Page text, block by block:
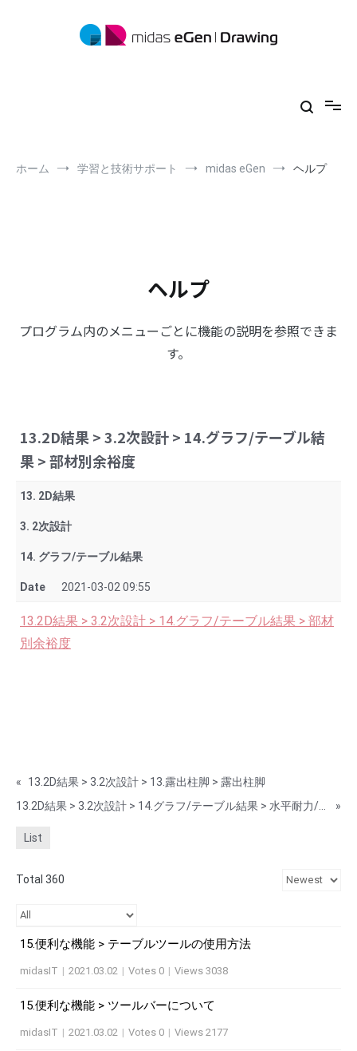
ホーム 学習と技術サポート midas eGen ヘルプ
ヘルプ
プログラム内のメニューごとに機能の説明を参照できま
す。
13.2D結果 > 3.2次設計 > 14.グラフ/テーブル結
果 > 部材別余裕度
13. 2D結果
3. 2次設計
14. グラフ/テーブル結果
Date 2021-03-02 09:55
13.2D結果 > 3.2次設計 > 14.グラフ/テーブル結果 > 部材
別余裕度
«
13.2D結果 > 3.2次設計 > 13.露出柱脚 > 露出柱脚
»
List
Total 360
15.便利な機能 > テーブルツールの使用方法
midasIT | 2021.03.02 | Votes 0 | Views 3038
15.便利な機能 > ツールバーについて
midasIT | 2021.03.02 | Votes 0 | Views 2177